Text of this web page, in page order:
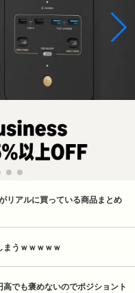
リアルに買っている商品まとめ
まうｗｗｗｗｗ
でも褒めないのでポジショント